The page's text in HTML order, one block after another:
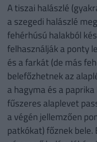
A tiszai halászlé
a szegedi halászlé
fehérhúsú halakból
felhasználják a ponty
és a farkát (de más
belefőzhetnek az
a hagyma és a
fűszeres alaplevet
a végén jellemzően
patkókat) főznek bele.